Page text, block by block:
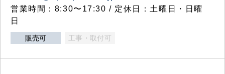
営業時間：8:30〜17:30 / 定休日：土曜日・日曜
日
販売可 工事・取付可